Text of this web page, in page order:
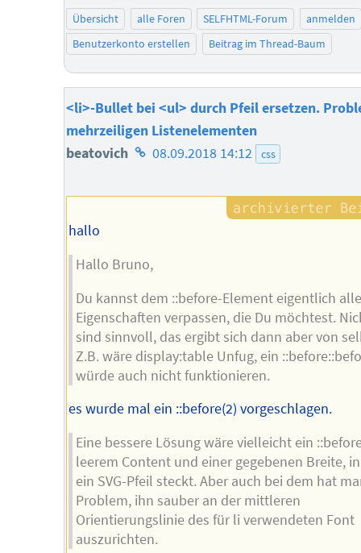
Übersicht alle Foren SELFHTML-Forum
anmelden
Benutzerkonto erstellen
Beitrag im Thread-Baum
<li>-Bullet bei <ul> durch Pfeil ersetzen.
mehrzeiligen Listenelementen
beatovich Homepage
Autors
08.09.2018 14:12 css
hallo
Hallo Bruno,
Du kannst dem ::before-Element eigentlich
Eigenschaften verpassen, die Du möchtest.
sind sinnvoll, das ergibt sich dann aber von
Z.B. wäre display:table Unfug, ein
würde auch nicht funktionieren.
es wurde mal ein ::before(2) vorgeschlagen.
Eine bessere Lösung wäre vielleicht ein
leerem Content und einer gegebenen Breite,
ein SVG-Pfeil steckt. Aber auch bei dem hat
Problem, ihn sauber an der mittleren
Orientierungslinie des für li verwendeten Font
auszurichten.